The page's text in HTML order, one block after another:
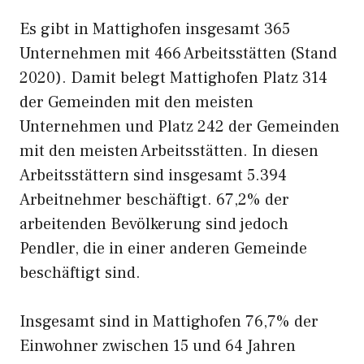
Es gibt in Mattighofen insgesamt 365
Unternehmen mit 466 Arbeitsstätten (Stand
2020). Damit belegt Mattighofen Platz 314
der Gemeinden mit den meisten
Unternehmen und Platz 242 der Gemeinden
mit den meisten Arbeitsstätten. In diesen
Arbeitsstättern sind insgesamt 5.394
Arbeitnehmer beschäftigt. 67,2% der
arbeitenden Bevölkerung sind jedoch
Pendler, die in einer anderen Gemeinde
beschäftigt sind.
Insgesamt sind in Mattighofen 76,7% der
Einwohner zwischen 15 und 64 Jahren